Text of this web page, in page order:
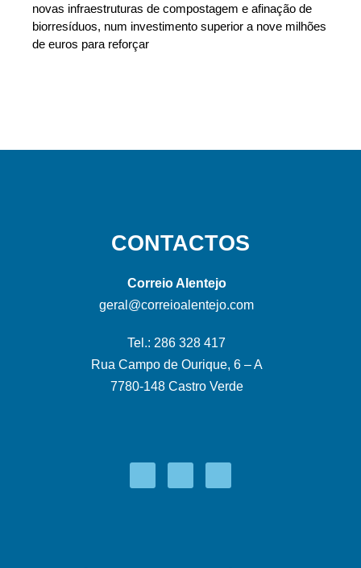
novas infraestruturas de compostagem e afinação de
biorresíduos, num investimento superior a nove milhões
de euros para reforçar
CONTACTOS
Correio Alentejo
geral@correioalentejo.com
Tel.: 286 328 417
Rua Campo de Ourique, 6 – A
7780-148 Castro Verde